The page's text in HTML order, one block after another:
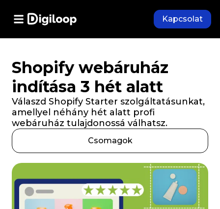
Kapcsolat
Shopify webáruház
indítása 3 hét alatt
Válaszd Shopify Starter szolgáltatásunkat,
amellyel néhány hét alatt profi
webáruház tulajdonossá válhatsz.
Csomagok